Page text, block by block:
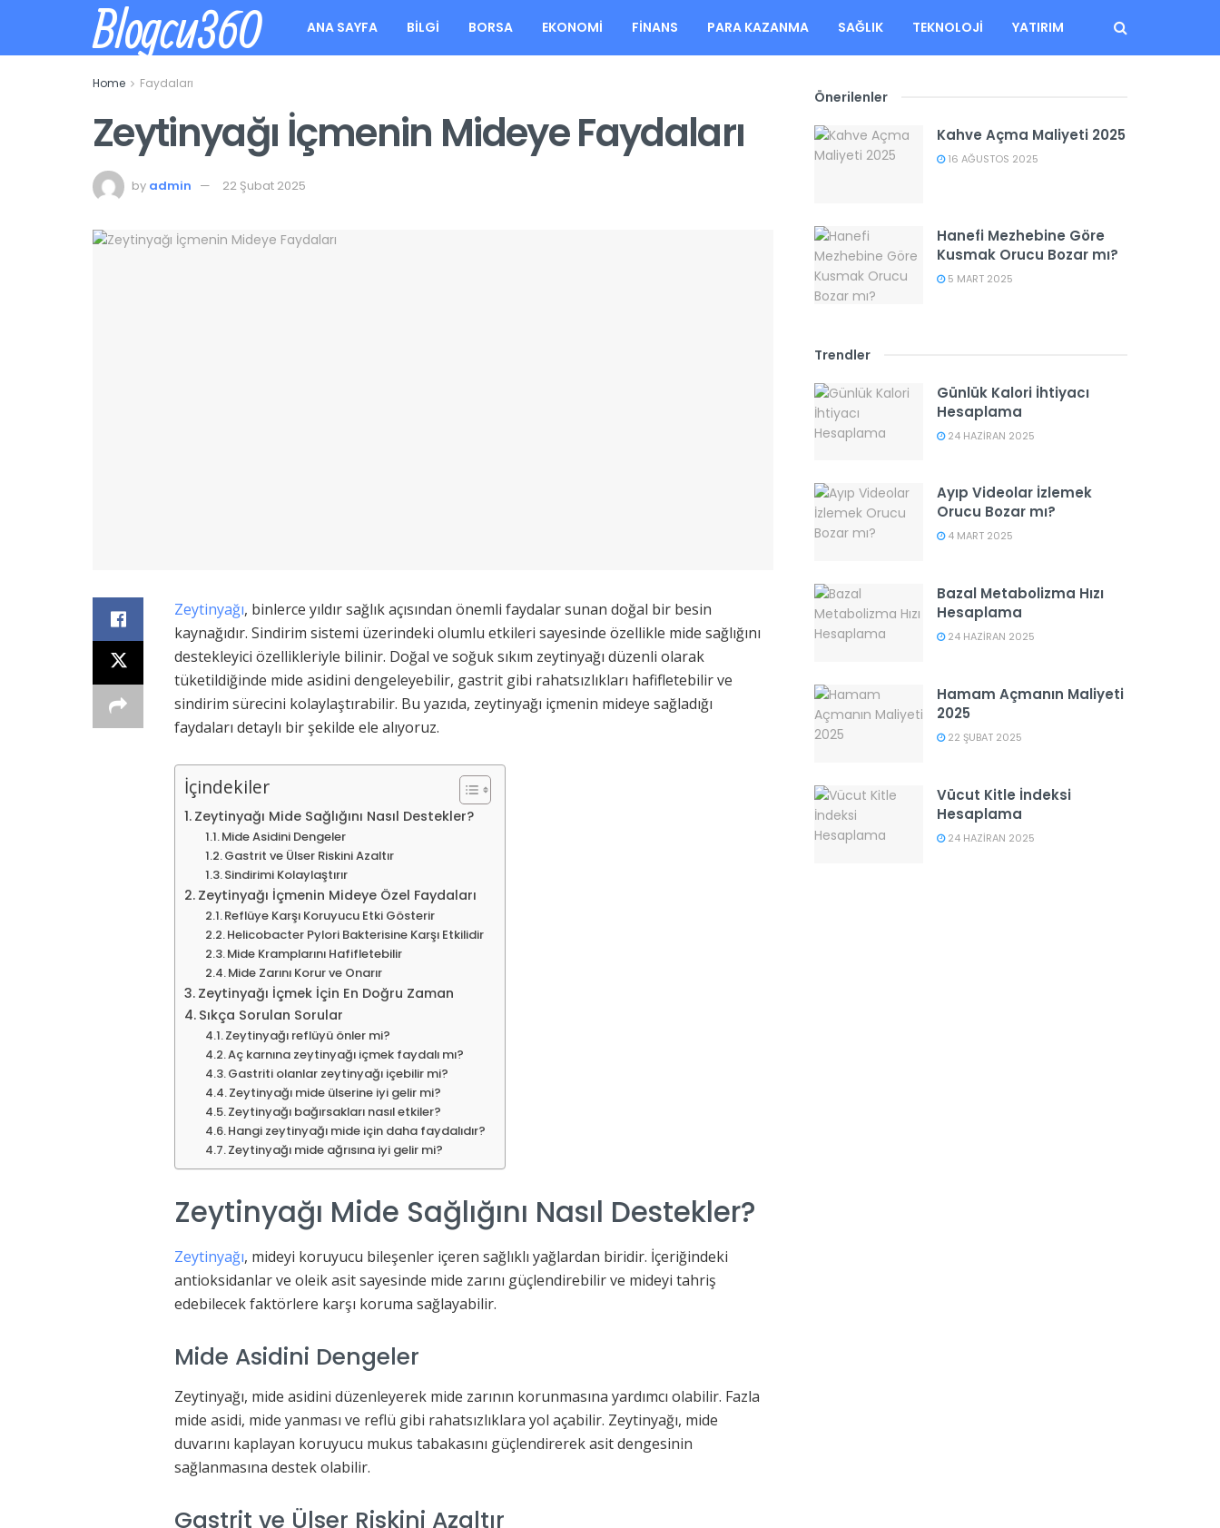
Blogcu360 ANA SAYFA BILGI BORSA EKONOMI FINANS PARA KAZANMA SAĞLIK TEKNOLOJI YATIRIM
Home Faydaları
Zeytinyağı İçmenin Mideye Faydaları
by admin 22 Şubat 2025
Zeytinyağı, binlerce yıldır sağlık açısından önemli faydalar sunan doğal bir besin
kaynağıdır. Sindirim sistemi üzerindeki olumlu etkileri sayesinde özellikle mide sağlığını
destekleyici özellikleriyle bilinir. Doğal ve soğuk sıkım zeytinyağı düzenli olarak
tüketildiğinde mide asidini dengeleyebilir, gastrit gibi rahatsızlıkları hafifletebilir ve
sindirim sürecini kolaylaştırabilir. Bu yazıda, zeytinyağı içmenin mideye sağladığı
faydaları detaylı bir şekilde ele alıyoruz.
İçindekiler
Zeytinyağı Mide Sağlığını Nasıl Destekler?
Mide Asidini Dengeler
Gastrit ve Ülser Riskini Azaltır
Sindirimi Kolaylaştırır
Zeytinyağı İçmenin Mideye Özel Faydaları
Reflüye Karşı Koruyucu Etki Gösterir
Helicobacter Pylori Bakterisine Karşı Etkilidir
Mide Kramplarını Hafifletebilir
Mide Zarını Korur ve Onarır
Zeytinyağı İçmek İçin En Doğru Zaman
Sıkça Sorulan Sorular
Zeytinyağı reflüyü önler mi?
Aç karnına zeytinyağı içmek faydalı mı?
Gastriti olanlar zeytinyağı içebilir mi?
Zeytinyağı mide ülserine iyi gelir mi?
Zeytinyağı bağırsakları nasıl etkiler?
Hangi zeytinyağı mide için daha faydalıdır?
Zeytinyağı mide ağrısına iyi gelir mi?
Zeytinyağı Mide Sağlığını Nasıl Destekler?
Zeytinyağı, mideyi koruyucu bileşenler içeren sağlıklı yağlardan biridir. İçeriğindeki
antioksidanlar ve oleik asit sayesinde mide zarını güçlendirebilir ve mideyi tahriş
edebilecek faktörlere karşı koruma sağlayabilir.
Mide Asidini Dengeler
Zeytinyağı, mide asidini düzenleyerek mide zarının korunmasına yardımcı olabilir. Fazla
mide asidi, mide yanması ve reflü gibi rahatsızlıklara yol açabilir. Zeytinyağı, mide
duvarını kaplayan koruyucu mukus tabakasını güçlendirerek asit dengesinin
sağlanmasına destek olabilir.
Gastrit ve Ülser Riskini Azaltır
Önerilenler
Kahve Açma Maliyeti 2025
16 AĞUSTOS 2025
Hanefi Mezhebine Göre
Kusmak Orucu Bozar mı?
5 MART 2025
Trendler
Günlük Kalori İhtiyacı
Hesaplama
24 HAZIRAN 2025
Ayıp Videolar İzlemek
Orucu Bozar mı?
4 MART 2025
Bazal Metabolizma Hızı
Hesaplama
24 HAZIRAN 2025
Hamam Açmanın Maliyeti
2025
22 ŞUBAT 2025
Vücut Kitle İndeksi
Hesaplama
24 HAZIRAN 2025